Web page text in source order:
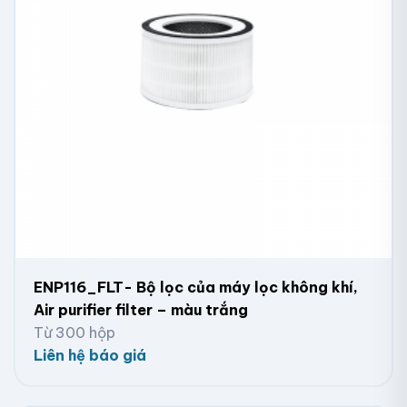
ENP116_FLT- Bộ lọc của máy lọc không khí,
Air purifier filter – màu trắng
Từ 300 hộp
Liên hệ báo giá